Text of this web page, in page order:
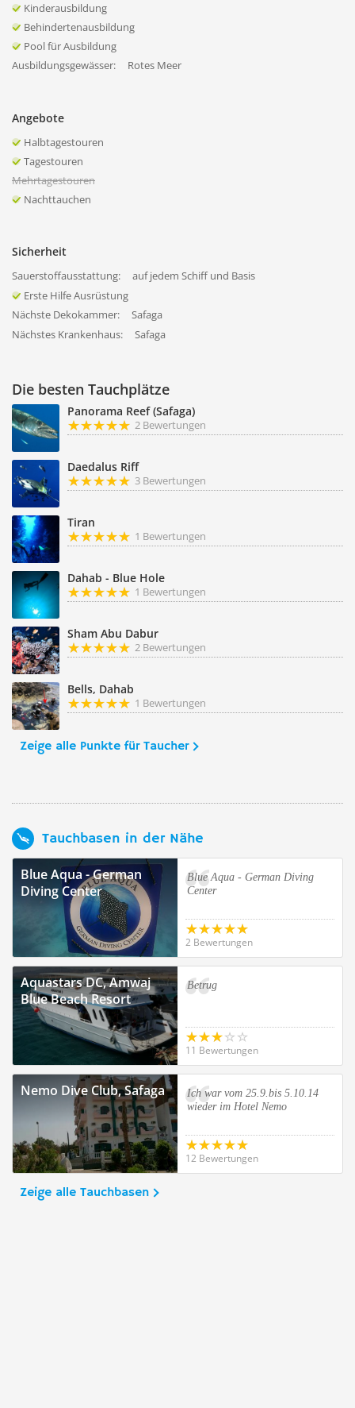
Kinderausbildung
Behindertenausbildung
Pool für Ausbildung
Ausbildungsgewässer:
Rotes Meer
Angebote
Halbtagestouren
Tagestouren
Mehrtagestouren
Nachttauchen
Sicherheit
Sauerstoffausstattung:
auf jedem Schiff und Basis
Erste Hilfe Ausrüstung
Nächste Dekokammer:
Safaga
Nächstes Krankenhaus:
Safaga
Die besten Tauchplätze
Panorama Reef (Safaga)
2 Bewertungen
Daedalus Riff
3 Bewertungen
Tiran
1 Bewertungen
Dahab - Blue Hole
1 Bewertungen
Sham Abu Dabur
2 Bewertungen
Bells, Dahab
1 Bewertungen
Zeige alle Punkte für Taucher
Tauchbasen in der Nähe
Blue Aqua - German
Diving Center
Blue Aqua - German Diving
Center
2 Bewertungen
Aquastars DC, Amwaj
Blue Beach Resort
Betrug
11 Bewertungen
Nemo Dive Club, Safaga
Ich war vom 25.9.bis 5.10.14
wieder im Hotel Nemo
12 Bewertungen
Zeige alle Tauchbasen